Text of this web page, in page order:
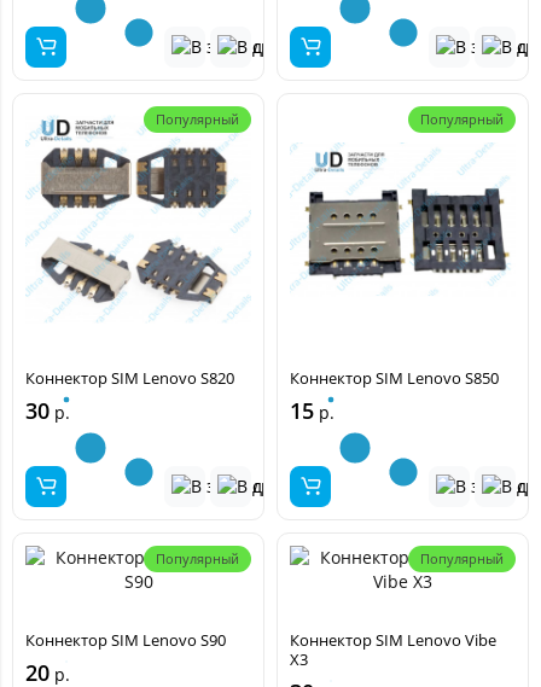
Популярный
Коннектор SIM Lenovo S820
30 р.
Популярный
Коннектор SIM Lenovo S850
15 р.
Популярный
Коннектор SIM Lenovo S90
20 р.
Популярный
Коннектор SIM Lenovo Vibe
X3